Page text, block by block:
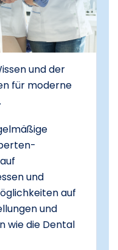
und der
für moderne
und
auf
und
wie die Dental